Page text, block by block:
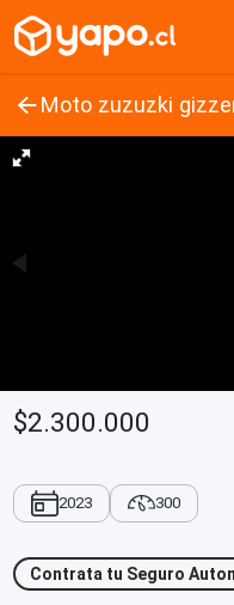
Moto zuzuzki
$2.300.000
2023 300
Contrata tu Seguro